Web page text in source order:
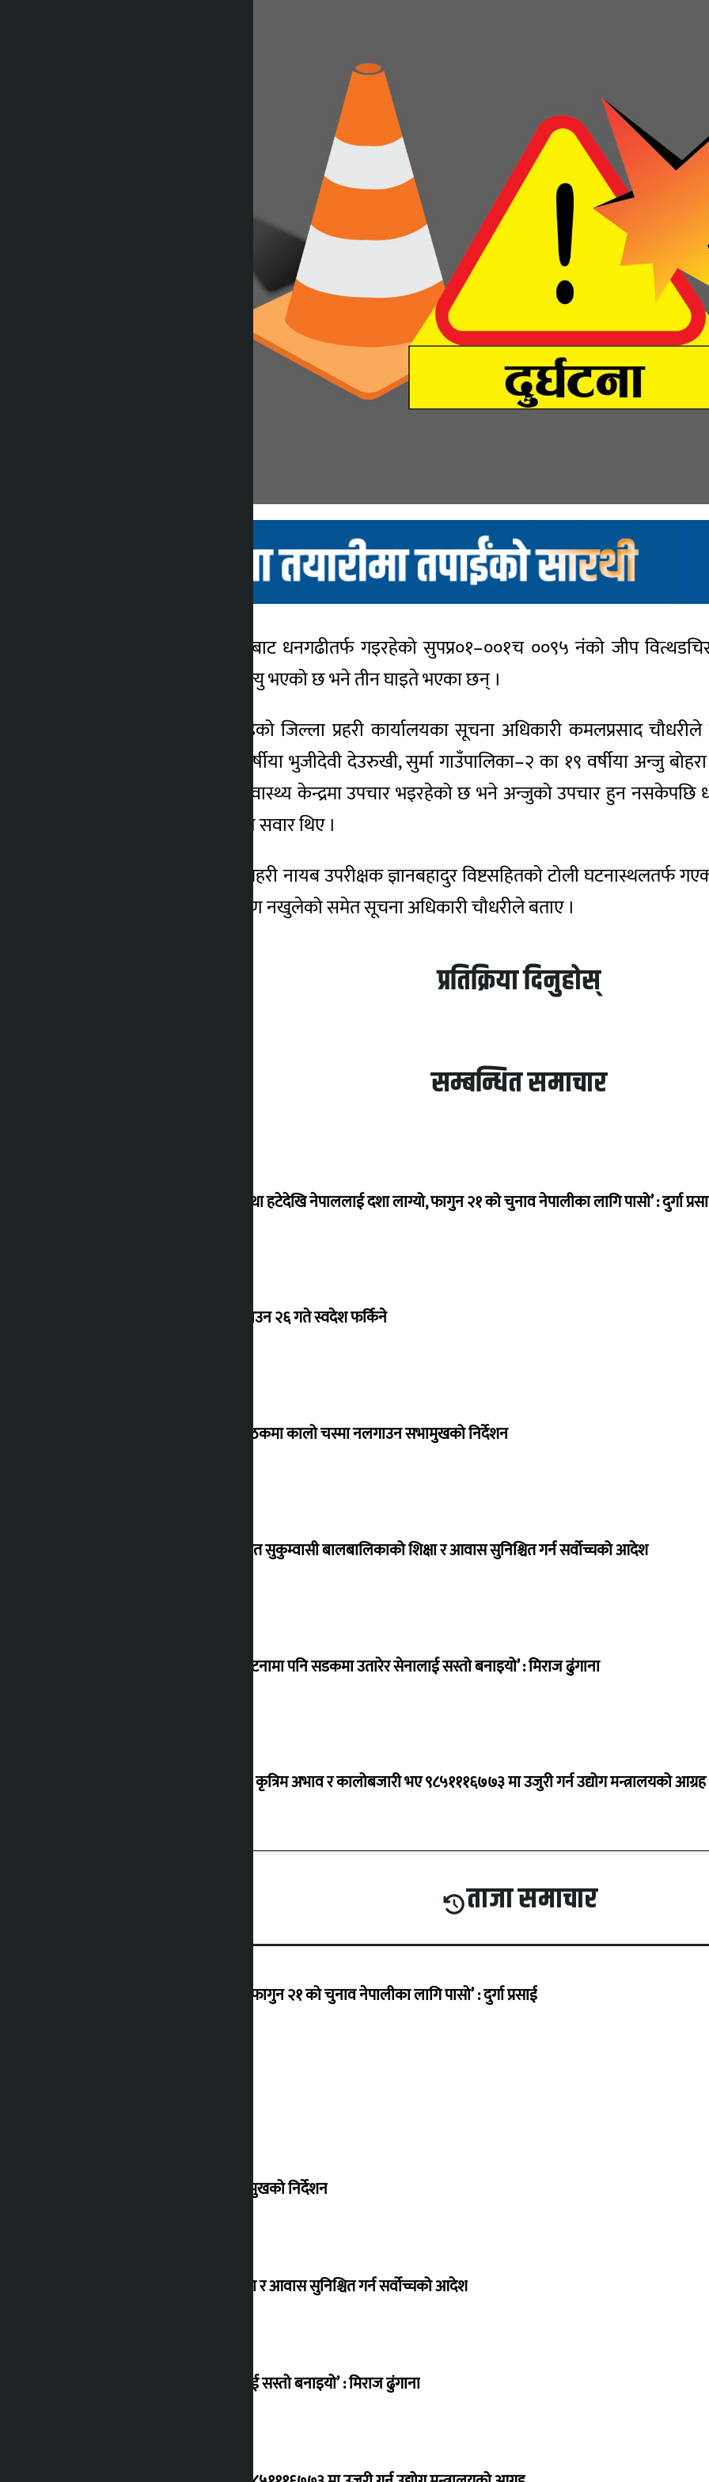
काठमाडौं । जिल्लाको सुर्माबाट धनगढीतर्फ गइरहेको सुपप्र०१–००१च ००९५ नंको जीप
दुर्घटनामा हुँदा एकजनाको मृत्यु भएको छ भने तीन घाइते भएका छन् ।
मृत्यु हुनेमा विनोद बोहरा रहेको जिल्ला प्रहरी कार्यालयका सूचना अधिकारी कमलप्रसाद
नगरपालिका–११ का १०१ वर्षीया भुजीदेवी देउरुखी, सुर्मा गाउँपालिका–२ का १९ वर्षीया अन्जु
घाइतेको देउलेख प्राथमिक स्वास्थ्य केन्द्रमा उपचार भइरहेको छ भने अन्जुको उपचार हुन नसकेपछि
जीपमा तीन महिला र छ पुरुष सवार थिए ।
जिल्ला प्रहरी कार्यालयबाट प्रहरी नायब उपरीक्षक ज्ञानबहादुर विष्टसहितको टोली
कारणले घटेको हो भन्ने विवरण नखुलेको समेत सूचना अधिकारी चौधरीले बताए ।
प्रतिक्रिया दिनुहोस्
सम्बन्धित समाचार
‘राजसंस्था हटेदेखि नेपाललाई दशा लाग्यो, फागुन २१ को चुनाव नेपालीका लागि पासो’ : दुर्गा
देउवा साउन २६ गते स्वदेश फर्किने
संसद् बैठकमा कालो चस्मा नलगाउन सभामुखको निर्देशन
विस्थापित सुकुम्वासी बालबालिकाको शिक्षा र आवास सुनिश्चित गर्न सर्वोच्चको आदेश
‘सानो घटनामा पनि सडकमा उतारेर सेनालाई सस्तो बनाइयो’ : मिराज ढुंगाना
ग्यासको कृत्रिम अभाव र कालोबजारी भए ९८५१११६७७३ मा उजुरी गर्न उद्योग मन्त्रालयको आग्रह
ताजा समाचार
‘राजसंस्था हटेदेखि नेपाललाई दशा लाग्यो, फागुन २१ को चुनाव नेपालीका लागि पासो’ : दुर्गा प्रसाई
संसद् बैठकमा कालो चस्मा नलगाउन सभामुखको निर्देशन
विस्थापित सुकुम्वासी बालबालिकाको शिक्षा र आवास सुनिश्चित गर्न सर्वोच्चको आदेश
‘सानो घटनामा पनि सडकमा उतारेर सेनालाई सस्तो बनाइयो’ : मिराज ढुंगाना